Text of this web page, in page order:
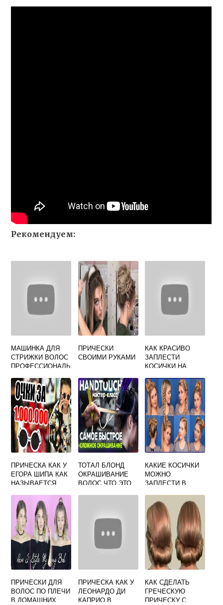
Рекомендуем:
МАШИНКА ДЛЯ
СТРИЖКИ ВОЛОС
ПРОФЕССИОНАЛЬ
ЛУЧШЕ
ПРИЧЕСКИ
СВОИМИ РУКАМИ
КАК КРАСИВО
ЗАПЛЕСТИ
КОСИЧКИ НА
ВОЛОСЫ
ПРИЧЕСКА КАК У
ЕГОРА ШИПА КАК
НАЗЫВАЕТСЯ
ТОТАЛ БЛОНД
ОКРАШИВАНИЕ
ВОЛОС ЧТО ЭТО
КАКИЕ КОСИЧКИ
МОЖНО
ЗАПЛЕСТИ В
ПРИЧЕСКИ ДЛЯ
ВОЛОС ПО ПЛЕЧИ
В ДОМАШНИХ
ПРИЧЕСКА КАК У
ЛЕОНАРДО ДИ
КАПРИО В
КАК СДЕЛАТЬ
ГРЕЧЕСКУЮ
ПРИЧЕСКУ С